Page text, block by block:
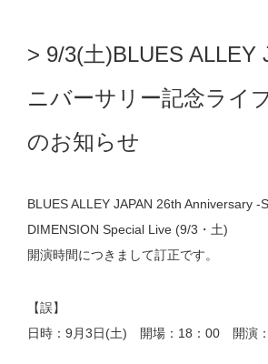
9/3(土)BLUES ALLEY
ニバーサリー記念ライ
のお知らせ
BLUES ALLEY JAPAN 26th Anniversary -
DIMENSION Special Live (9/3・土)
開演時間につきまして訂正です。
【誤】
日時：9月3日(土) 開場：18：00 開演